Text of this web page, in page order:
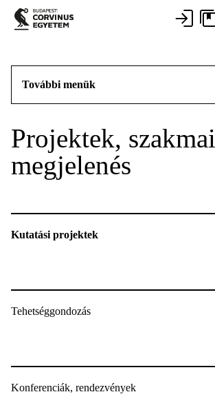
További menük
Projektek, szakmai
megjelenés
Kutatási projektek
Tehetséggondozás
Konferenciák, rendezvények